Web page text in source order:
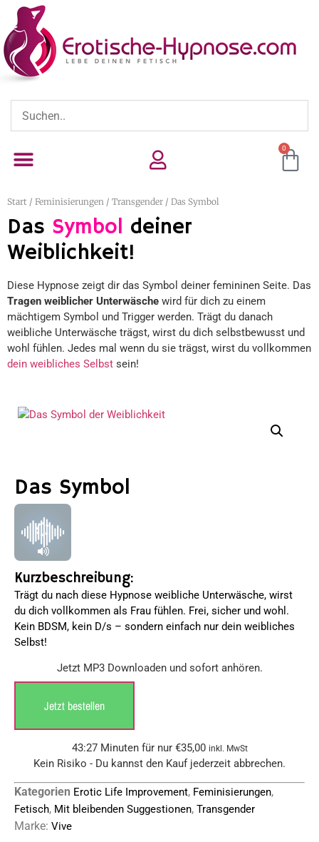
0
Start / Feminisierungen / Transgender / Das Symbol
Das Symbol deiner
Weiblichkeit!
Diese Hypnose zeigt dir das Symbol deiner femininen Seite. Das
Tragen weiblicher Unterwäsche wird für dich zu einem
mächtigem Symbol und Trigger werden. Trägt du danach
weibliche Unterwäsche trägst, wirst du dich selbstbewusst und
wohl fühlen. Jedes mal wenn du sie trägst, wirst du vollkommen
dein weibliches Selbst sein!
Das Symbol
Kurzbeschreibung:
Trägt du nach diese Hypnose weibliche Unterwäsche, wirst
du dich vollkommen als Frau fühlen. Frei, sicher und wohl.
Kein BDSM, kein D/s – sondern einfach nur dein weibliches
Selbst!
Jetzt MP3 Downloaden und sofort anhören.
Jetzt bestellen
43:27 Minuten für nur €35,00 inkl. MwSt
Kein Risiko - Du kannst den Kauf jederzeit abbrechen.
Kategorien Erotic Life Improvement, Feminisierungen,
Fetisch, Mit bleibenden Suggestionen, Transgender
Marke: Vive